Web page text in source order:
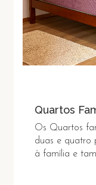
Quartos
Os Quartos
duas e quatro
à família e